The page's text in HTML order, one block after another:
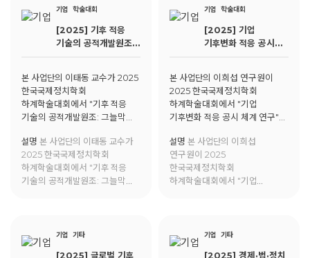
교육과정' 사례를 중심으로'에
대한 발표를 진행함.
교육과정' 사례를 중심으로"에
대해 발표함.
기업 학술대회
[2025] 기후 적응
기술의 공적개발원조:
그늘막 수출과 혁신의
본 사업단의 이태동 교수가 2025
한국국제정치학회
하계학술대회에서 "기후 적응
기술의 공적개발원조: 그늘막
발표함.
설명 본 사업단의 이태동 교수가
2025 한국국제정치학회
하계학술대회에서 "기후 적응
기술의 공적개발원조: 그늘막
기업 학술대회
[2025] 기업
기후변화 적응 공시
체계 연구
본 사업단의 이희섭 연구원이
2025 한국국제정치학회
하계학술대회에서 "기업
기후변화 적응 공시 체계 연구"에
설명 본 사업단의 이희섭
연구원이 2025
한국국제정치학회
하계학술대회에서 "기업
기업 기타
[2025] 글로벌 기후
기업 기타
[2025] 경제·법·정치